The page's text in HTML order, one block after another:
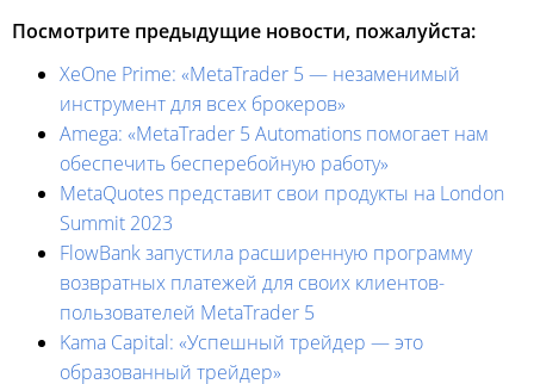
Посмотрите предыдущие новости, пожалуйста:
XeOne Prime: «MetaTrader 5 — незаменимый
инструмент для всех брокеров»
Amega: «MetaTrader 5 Automations помогает нам
обеспечить бесперебойную работу»
MetaQuotes представит свои продукты на London
Summit 2023
FlowBank запустила расширенную программу
возвратных платежей для своих клиентов-
пользователей MetaTrader 5
Kama Capital: «Успешный трейдер — это
образованный трейдер»